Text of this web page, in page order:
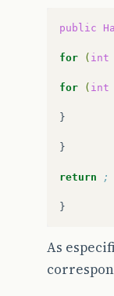
public
for ( int
for ( int
}
}
return ;
As